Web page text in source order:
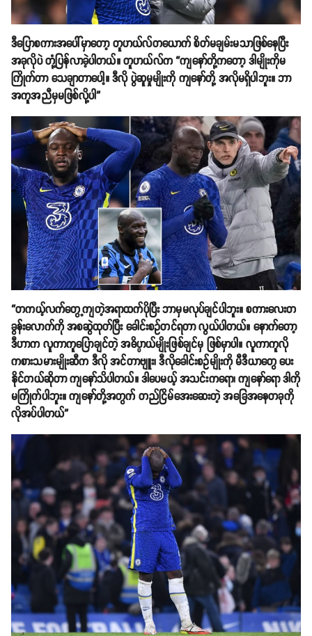
ဒီပြောစကားအပေါ်မှာတော့ တူဟယ်လ်တယောက် စိတ်မချမ်းမသာဖြစ်နေပြီး
အခုလိုပဲ တုံ့ပြန်လာခဲ့ပါတယ်။ တူဟယ်လ်က “ကျနော်တို့ကတော့ ဒါမျိုးကိုမ
ကြိုက်တာ သေချာတာပေါ့။ ဒီလို ပွဲဆူမှုမျိုးကို ကျနော်တို့ အလိုမရှိပါဘူး။ ဘာ
အကူအညီမှမဖြစ်လို့ပါ”
“တကယ့်လက်တွေ့ကျတဲ့အရာထက်ပိုပြီး ဘာမှမလုပ်ချင်ပါဘူး။ စကားလေးတ
ခွန်းလောက်ကို အစဆွဲထုတ်ပြီး ခေါင်းစဥ်တင်ရတာ လွယ်ပါတယ်။ နောက်တော့
ဒီဟာက လူကာကူပြောချင်တဲ့ အဓိပ္ပာယ်မျိုးဖြစ်ချင်မှ ဖြစ်မှာပါ။ လူကာကူလို
ကစားသမားမျိုးဆီက ဒီလို အင်တာဗျူး၊ ဒီလိုခေါင်းစဥ်မျိုးကို မီဒီယာတွေ ပေး
နိုင်တယ်ဆိုတာ ကျနော်သိပါတယ်။ ဒါပေမယ့် အသင်းကရော၊ ကျနော်ရော ဒါကို
မကြိုက်ပါဘူး။ ကျနော်တို့အတွက် တည်ငြိမ်အေးဆေးတဲ့ အခြေအနေတခုကို
လိုအပ်ပါတယ်”